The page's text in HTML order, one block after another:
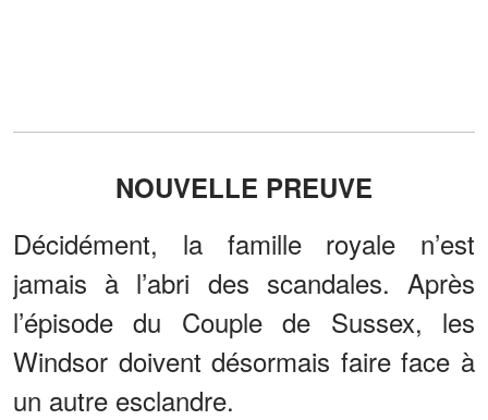
NOUVELLE PREUVE
Décidément, la famille royale n’est
jamais à l’abri des scandales. Après
l’épisode du Couple de Sussex, les
Windsor doivent désormais faire face à
un autre esclandre.